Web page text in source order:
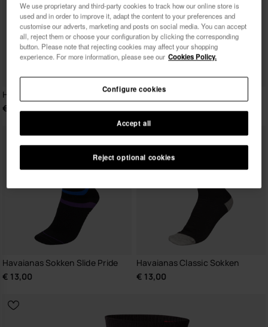
Havaianas Teen Sokken Marvel
€ 13,00
Havaianas Socken Slide
€ 13,00
Havaianas Sokken Slide Pride
€ 13,00
Havaianas Classic Sokken
€ 13,00
Vrouw Man
Ik wil commerciële berichten ontvangen, in om het
even welk formaat. Ik heb het Privacybeleid gelezen
en ga ermee akkoord.
ik wil 10% korting
We use proprietary and third-party cookies to track how our online store is
used and in order to improve it, adapt the content to your preferences and
customise our adverts, marketing and posts on social media. You can accept
all, reject them or choose your configuration by clicking the corresponding
button. Please note that rejecting cookies may affect your shopping
experience. For more information, please see our Cookies Policy.
Reject optional cookies
Accept all
Configure cookies